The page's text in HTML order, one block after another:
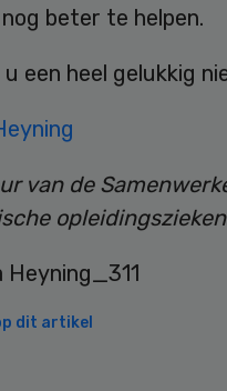
beter te helpen.
u een heel gelukkig
van de
dit artikel